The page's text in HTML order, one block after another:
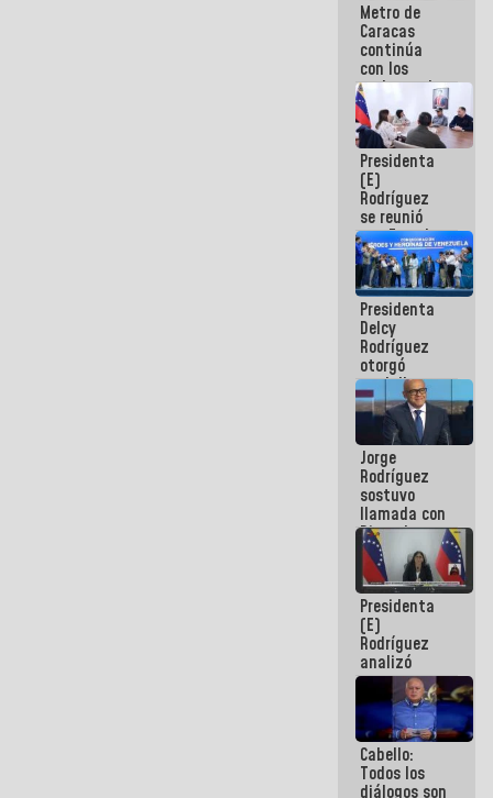
Metro de
Caracas
continúa
con los
trabajos de
mantenimiento
e inspección
en la Línea 2
Presidenta
(E)
Rodríguez
se reunió
con Estado
Mayor
Eléctrico
para
abordar
planes de
acción
Presidenta
Delcy
Rodríguez
otorgó
medalla
"Héroe de
Venezuela"
a servidores
públicos
Jorge
Rodríguez
sostuvo
llamada con
Dinorah
Figuera y
acuerdan
primer
encuentro
presencial
para el
diálogo
Presidenta
(E)
Rodríguez
analizó
junto a
gobernadores
planes de
recuperación
del Sistema
Eléctrico
Cabello:
Todos los
diálogos son